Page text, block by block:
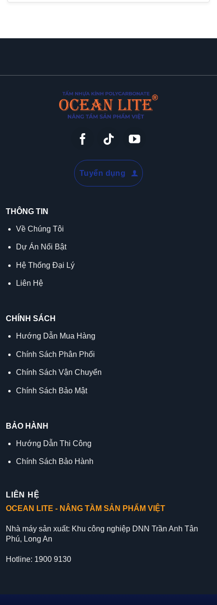
Tuyển dụng
THÔNG TIN
Về Chúng Tôi
Dự Án Nổi Bật
Hệ Thống Đại Lý
Liên Hệ
CHÍNH SÁCH
Hướng Dẫn Mua Hàng
Chính Sách Phân Phối
Chính Sách Vận Chuyển
Chính Sách Bảo Mật
BẢO HÀNH
Hướng Dẫn Thi Công
Chính Sách Bảo Hành
LIÊN HỆ
OCEAN LITE - NÂNG TẦM SẢN PHẨM VIỆT
Nhà máy sản xuất: Khu công nghiệp DNN Trần Anh Tân
Phú, Long An
Hotline: 1900 9130